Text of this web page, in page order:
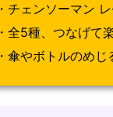
・チェンソーマン
・全5種、つなげて
・傘やボトルのめ